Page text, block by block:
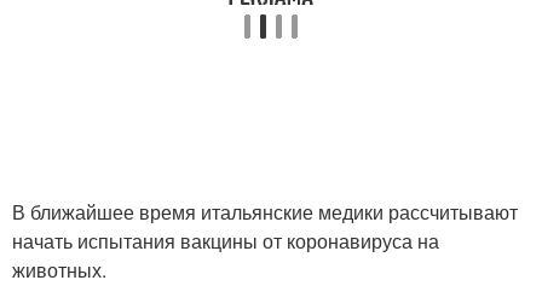
В ближайшее время итальянские медики рассчитывают
начать испытания вакцины от коронавируса на
животных.